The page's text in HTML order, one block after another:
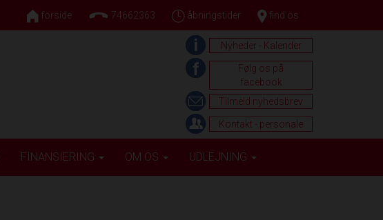
forside 74662363 åbningstider find os
Nyheder - Kalender
Følg os på
facebook
Tilmeld nyhedsbrev
Kontakt - personale
FINANSIERING OM OS UDLEJNING